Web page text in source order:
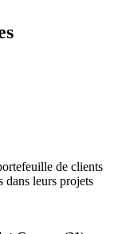
de clients
dans leurs projets